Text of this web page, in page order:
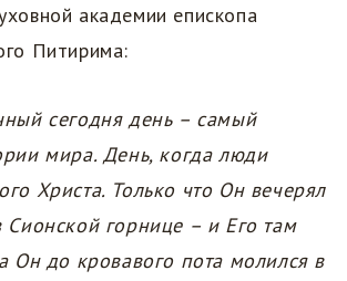
академии епископа
Питирима:
сегодня день – самый
мира. День, когда люди
Христа. Только что Он вечерял
Сионской горнице – и Его там
Он до кровавого пота молился в